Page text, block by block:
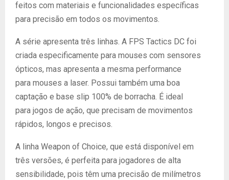
feitos com materiais e funcionalidades específicas
para precisão em todos os movimentos.
A série apresenta três linhas. A FPS Tactics DC foi
criada especificamente para mouses com sensores
ópticos, mas apresenta a mesma performance
para mouses a laser. Possui também uma boa
captação e base slip 100% de borracha. É ideal
para jogos de ação, que precisam de movimentos
rápidos, longos e precisos.
A linha Weapon of Choice, que está disponível em
três versões, é perfeita para jogadores de alta
sensibilidade, pois têm uma precisão de milímetros